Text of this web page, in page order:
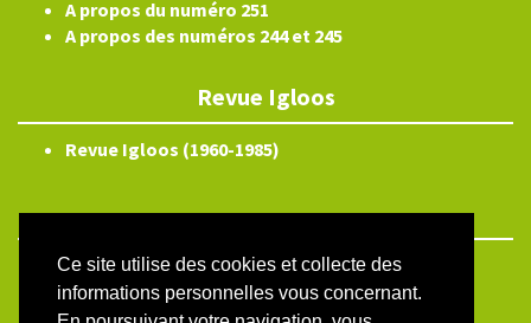
Ce site utilise des cookies et collecte des
informations personnelles vous concernant.
A propos du numéro 251
A propos des numéros 244 et 245
Revue Igloos
Revue Igloos (1960-1985)
ISSN électronique 2804-3359
Plan du site